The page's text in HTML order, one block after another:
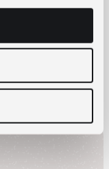
åpner
kommer